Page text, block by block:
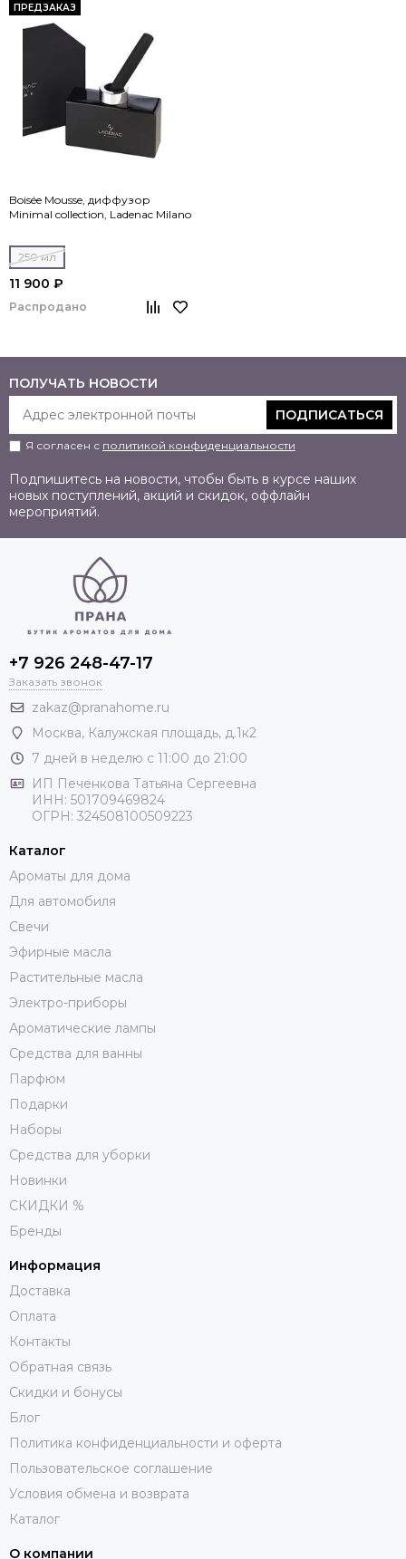
ПРЕДЗАКАЗ
Boisée Mousse, диффузор
Minimal collection, Ladenac Milano
250 мл
11 900 ₽
Распродано
ПОЛУЧАТЬ НОВОСТИ
ПОДПИСАТЬСЯ
Я согласен с политикой конфиденциальности
Подпишитесь на новости, чтобы быть в курсе наших
новых поступлений, акций и скидок, оффлайн
мероприятий.
+7 926 248-47-17
Заказать звонок
zakaz@pranahome.ru
Москва, Калужская площадь, д.1к2
7 дней в неделю с 11:00 до 21:00
ИП Печенкова Татьяна Сергеевна
ИНН: 501709469824
ОГРН: 324508100509223
Каталог
Ароматы для дома
Для автомобиля
Свечи
Эфирные масла
Растительные масла
Электро-приборы
Ароматические лампы
Средства для ванны
Парфюм
Подарки
Наборы
Средства для уборки
Новинки
СКИДКИ %
Бренды
Информация
Доставка
Оплата
Контакты
Обратная связь
Скидки и бонусы
Блог
Политика конфиденциальности и оферта
Пользовательское соглашение
Условия обмена и возврата
Каталог
О компании